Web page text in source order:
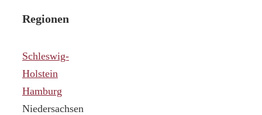
Regionen
Schleswig-
Holstein
Hamburg
Niedersachsen